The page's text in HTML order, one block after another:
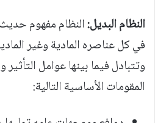
النظام البديل:النظام مفهوم
في كل عناصره المادية وغير
وتتبادل فيما بينها عوامل
المقومات الأساسية التالية: